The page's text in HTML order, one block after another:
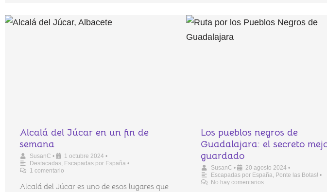
Alcalá del Júcar en un fin de
semana
SusanC • 1 octubre 2024 •
Destacadas Escapadas por España •
1 comentario
Alcalá del Júcar es uno de esos lugares que
Los pueblos negros de
Guadalajara: el secreto
guardado
SusanC • 20 agosto 2024 •
Escapadas por España Ponte las Botas! •
No hay comentarios